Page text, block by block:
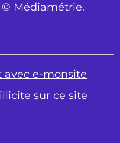
© Médiamétrie.
avec e-monsite
sur ce site